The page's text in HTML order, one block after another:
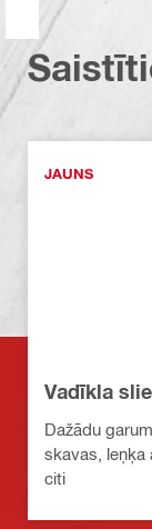
JAUNS
Vadīkla
Dažādu
skavas, leņķa
citi